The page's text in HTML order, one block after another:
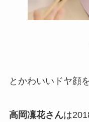
とかわいいドヤ顔
高岡凜花さんは